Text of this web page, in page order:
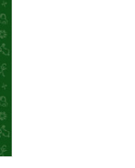
de la fin du